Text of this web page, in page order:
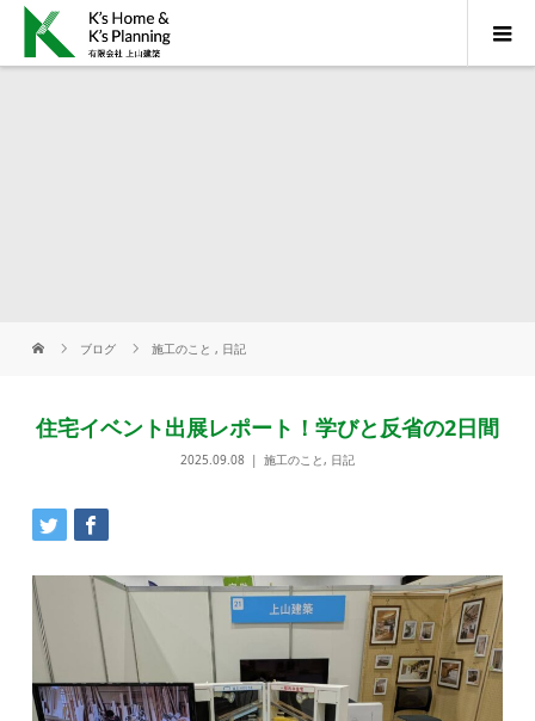
ブログ 施工のこと , 日記
住宅イベント出展レポート！学びと反省の2日間
2025.09.08 施工のこと , 日記